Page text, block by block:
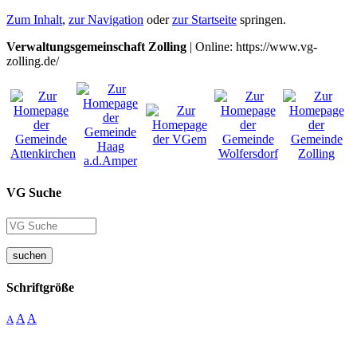
Zum Inhalt, zur Navigation oderzur Startseite springen.
Verwaltungsgemeinschaft Zolling | Online: https://www.vg-
zolling.de/
VG Suche
suchen
Schriftgröße
A A A